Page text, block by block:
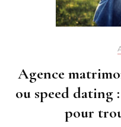
Agence
ou speed dating
pour